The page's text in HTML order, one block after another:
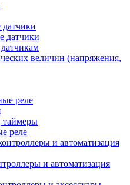
датчики
величин (напряжения,
реле
таймеры
реле
и автоматизация